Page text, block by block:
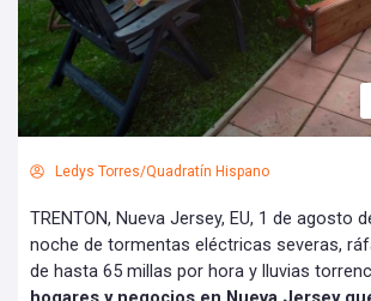
Ledys Torres/Quadratín Hispano
TRENTON, Nueva Jersey, EU, 1 de agosto
noche de tormentas eléctricas severas,
de hasta 65 millas por hora y lluvias